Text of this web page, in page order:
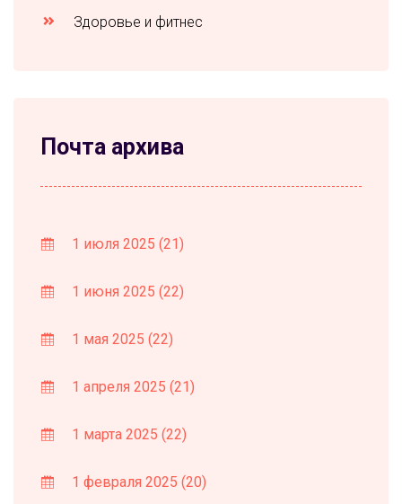
Здоровье и фитнес
Почта архива
1 июля 2025 (21)
1 июня 2025 (22)
1 мая 2025 (22)
1 апреля 2025 (21)
1 марта 2025 (22)
1 февраля 2025 (20)